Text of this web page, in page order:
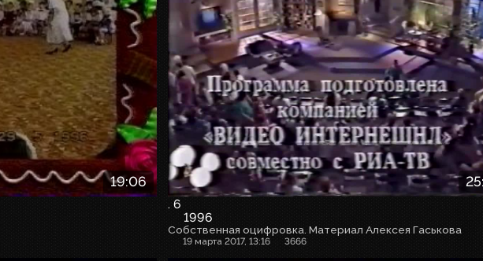
19:06
. 6
1996
Собственная оцифровка. Материал Алексея Гаськова
19 марта 2017, 13:16 3666